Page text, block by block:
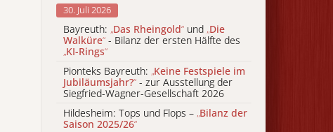
30. Juli 2026
Bayreuth: „Das Rheingold“ und „Die
Walküre“ - Bilanz der ersten Hälfte des
„KI-Rings“
Pionteks Bayreuth: „Keine Festspiele im
Jubiläumsjahr?“ - zur Ausstellung der
Siegfried-Wagner-Gesellschaft 2026
Hildesheim: Tops und Flops – „Bilanz der
Saison 2025/26“